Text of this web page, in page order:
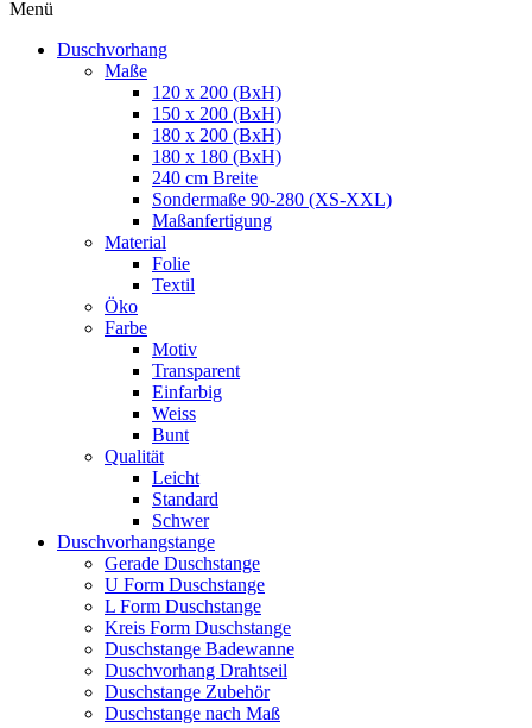
Menü
Duschvorhang
Maße
120 x 200 (BxH)
150 x 200 (BxH)
180 x 200 (BxH)
180 x 180 (BxH)
240 cm Breite
Sondermaße 90-280 (XS-XXL)
Maßanfertigung
Material
Folie
Textil
Öko
Farbe
Motiv
Transparent
Einfarbig
Weiss
Bunt
Qualität
Leicht
Standard
Schwer
Duschvorhangstange
Gerade Duschstange
U Form Duschstange
L Form Duschstange
Kreis Form Duschstange
Duschstange Badewanne
Duschvorhang Drahtseil
Duschstange Zubehör
Duschstange nach Maß